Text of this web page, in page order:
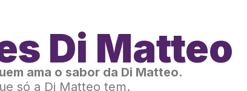
Di Matteo
ama o sabor da Di Matteo.
só a Di Matteo tem.